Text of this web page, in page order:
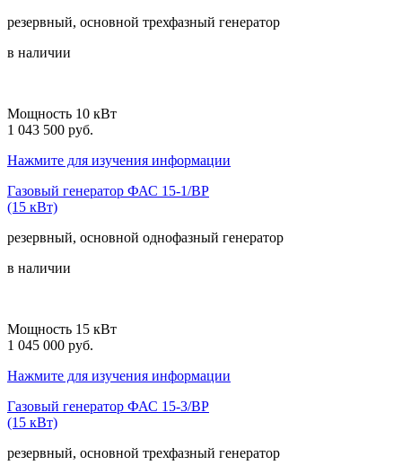
резервный, основной трехфазный генератор
в наличии
Мощность 10 кВт
1 043 500 руб.
Нажмите для изучения информации
Газовый генератор ФАС 15-1/ВР
(15 кВт)
резервный, основной однофазный генератор
в наличии
Мощность 15 кВт
1 045 000 руб.
Нажмите для изучения информации
Газовый генератор ФАС 15-3/ВР
(15 кВт)
резервный, основной трехфазный генератор